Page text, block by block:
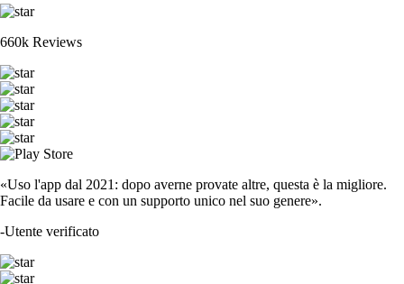
660k Reviews
«Uso l'app dal 2021: dopo averne provate altre, questa è la migliore.
Facile da usare e con un supporto unico nel suo genere».
-Utente verificato